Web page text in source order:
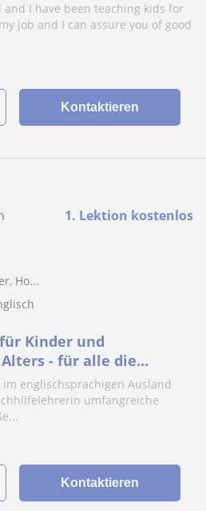
and I have been teaching kids for
job and I can assure you of good
Kontaktieren
1. Lektion kostenlos
Ho...
Kinder und
- für alle die
englischsprachigen Ausland
umfangreiche
Kontaktieren